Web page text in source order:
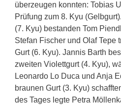
überzeugen konnten: Tobias
Prüfung zum 8. Kyu
(7. Kyu) bestanden Tom
Stefan Fischer und Olaf Tepe
Gurt (6. Kyu). Jannis Barth
zweiten Violettgurt (4. Kyu),
Leonardo Lo Duca und Anja
braunen Gurt (3. Kyu)
des Tages legte Petra